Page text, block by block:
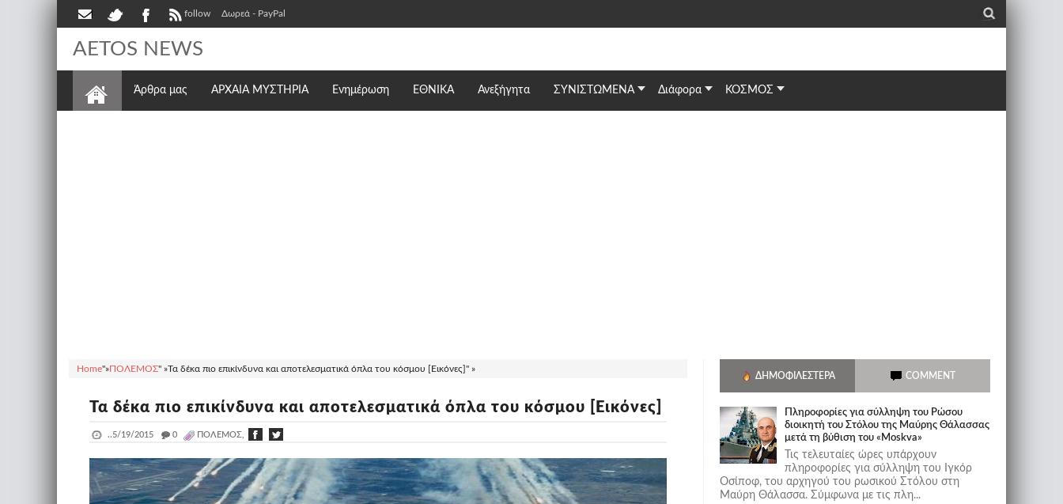
follow Δωρεά - PayPal _
AETOS NEWS
Άρθρα μας ΑΡΧΑΙΑ ΜΥΣΤΗΡΙΑ Ενημέρωση ΕΘΝΙΚΆ Ανεξήγητα ΣΥΝΙΣΤΩΜΕΝΑ Διάφορα ΚΟΣΜΟΣ
Home"»ΠΟΛΕΜΟΣ" »Τα δέκα πιο επικίνδυνα και αποτελεσματικά όπλα του κόσμου [Εικόνες]" »
Τα δέκα πιο επικίνδυνα και αποτελεσματικά όπλα του κόσμου [Εικόνες]
..5/19/2015 _ 0 ΠΟΛΕΜΟΣ,
ΔΗΜΟΦΙΛΈΣΤΕΡΑ COMMENT
Πληροφορίες για σύλληψη του Ρώσου
διοικητή του Στόλου της Mαύρης Θάλασσας
μετά τη βύθιση του «Moskva»
Τις τελευταίες ώρες υπάρχουν
πληροφορίες για σύλληψη του Ιγκόρ
Οσίποφ, του αρχηγού του ρωσικού Στόλου στη
Μαύρη Θάλασσα. Σύμφωνα με τις πλη...